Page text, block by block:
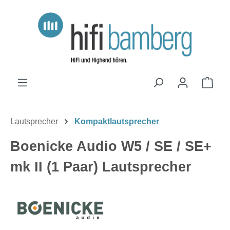
Zum Hauptinhalt springen
Lautsprecher Kompaktlautsprecher
Boenicke Audio W5 / SE / SE+
mk II (1 Paar) Lautsprecher